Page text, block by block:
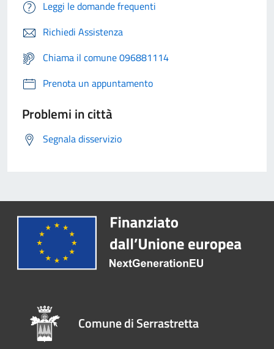
Leggi le domande frequenti
Richiedi Assistenza
Chiama il comune 096881114
Prenota un appuntamento
Problemi in città
Segnala disservizio
Comune di Serrastretta